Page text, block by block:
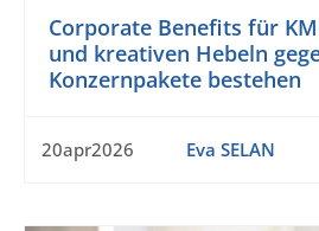
Corporate Benefits für
und kreativen Hebeln
Konzernpakete bestehen
20apr2026 Eva SELAN